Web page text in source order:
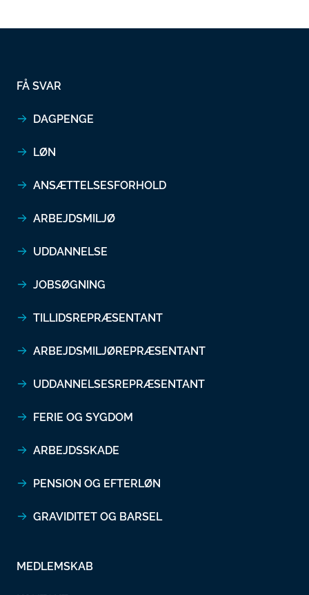
FÅ SVAR
DAGPENGE
LØN
ANSÆTTELSESFORHOLD
ARBEJDSMILJØ
UDDANNELSE
JOBSØGNING
TILLIDSREPRÆSENTANT
ARBEJDSMILJØREPRÆSENTANT
UDDANNELSESREPRÆSENTANT
FERIE OG SYGDOM
ARBEJDSSKADE
PENSION OG EFTERLØN
GRAVIDITET OG BARSEL
MEDLEMSKAB